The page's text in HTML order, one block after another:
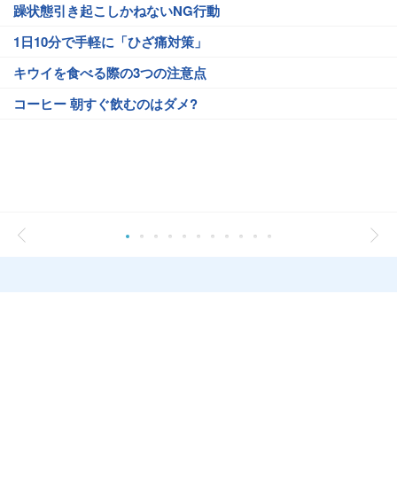
躁状態引き起こしかねないNG行動
1日10分で手軽に「ひざ痛対策」
キウイを食べる際の3つの注意点
コーヒー 朝すぐ飲むのはダメ?